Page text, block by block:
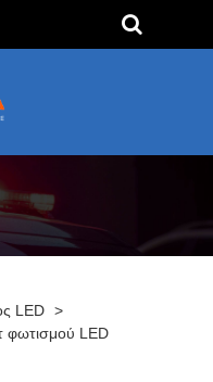
LED >
φωτισμού LED